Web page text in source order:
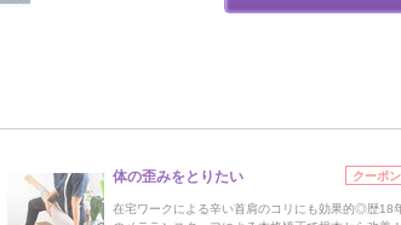
体の歪みをとりたい クーポン
在宅ワークによる辛い首肩のコリにも効果的◎歴18